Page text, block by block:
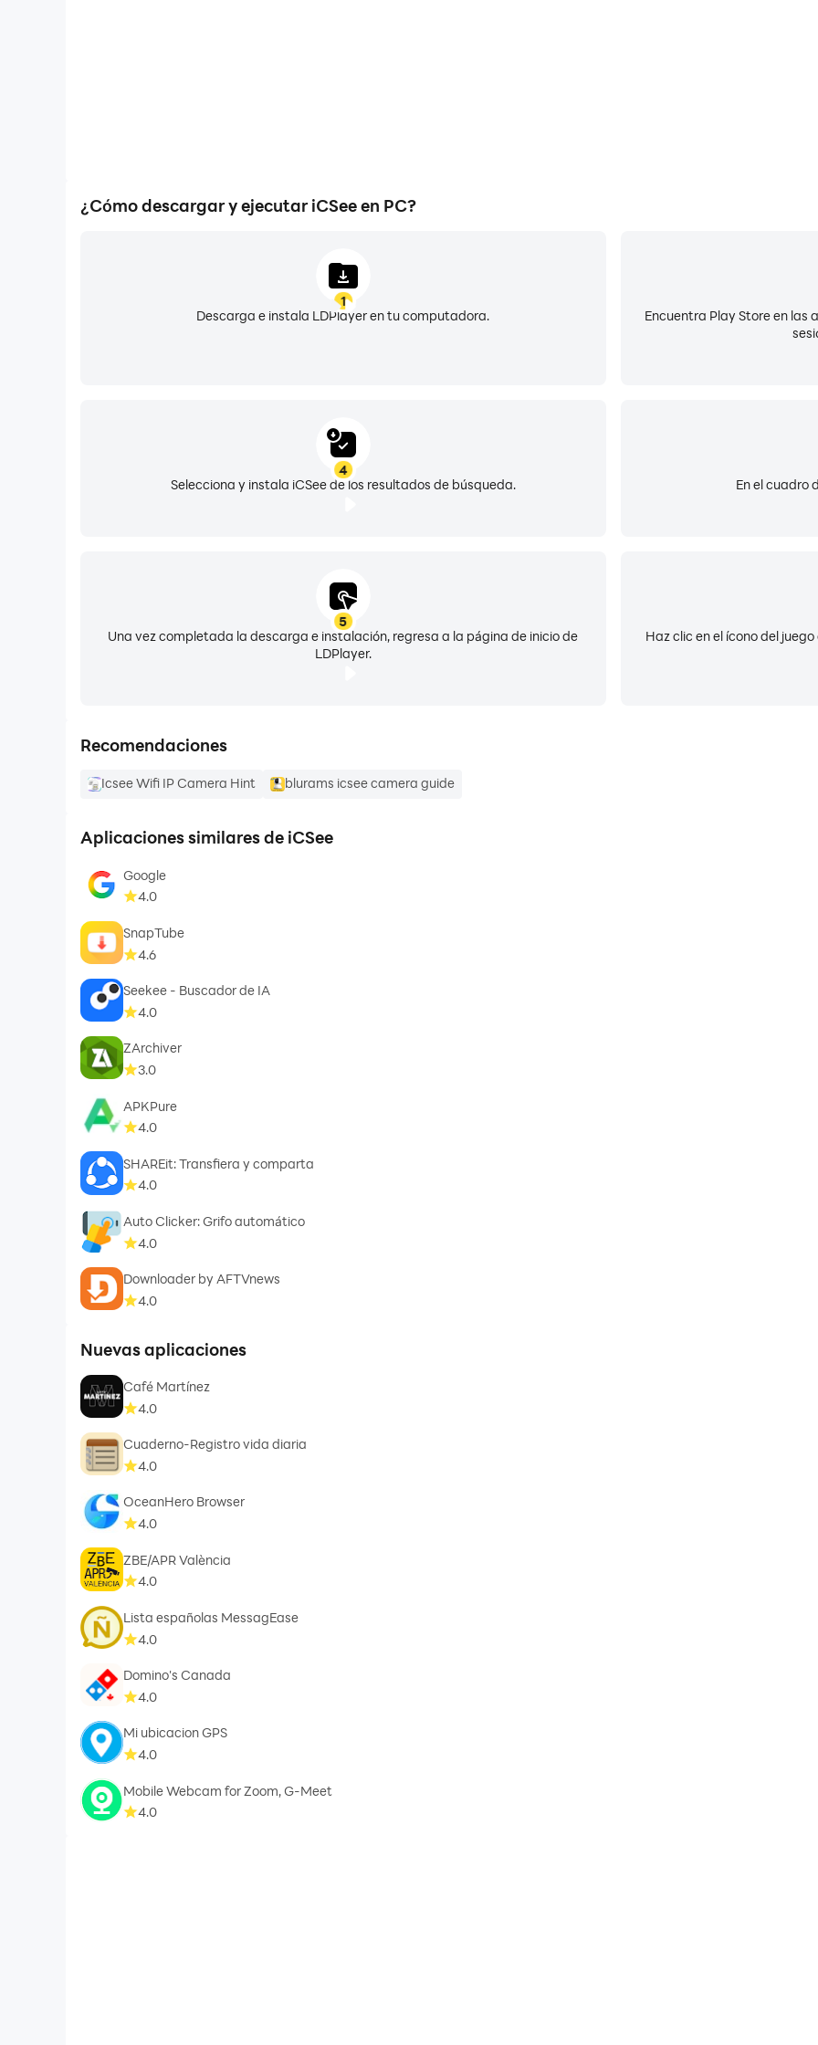
¿Cómo descargar y ejecutar iCSee en PC?
1
Descarga e instala LDPlayer en tu computadora.
Encuentra Play Store en las
En el cuadro
4
Selecciona y instala iCSee de los resultados de búsqueda.
5
Una vez completada la descarga e instalación, regresa a la página de inicio de
LDPlayer.
Haz clic en el ícono del
Recomendaciones
Icsee Wifi IP Camera Hint blurams icsee camera guide
Aplicaciones similares de iCSee
Google
4.0
SnapTube
4.6
Seekee - Buscador de IA
4.0
ZArchiver
3.0
APKPure
4.0
SHAREit: Transfiera y comparta
4.0
Auto Clicker: Grifo automático
4.0
Downloader by AFTVnews
4.0
Nuevas aplicaciones
Café Martínez
4.0
Cuaderno-Registro vida diaria
4.0
OceanHero Browser
4.0
ZBE/APR València
4.0
Lista españolas MessagEase
4.0
Domino's Canada
4.0
Mi ubicacion GPS
4.0
Mobile Webcam for Zoom, G-Meet
4.0